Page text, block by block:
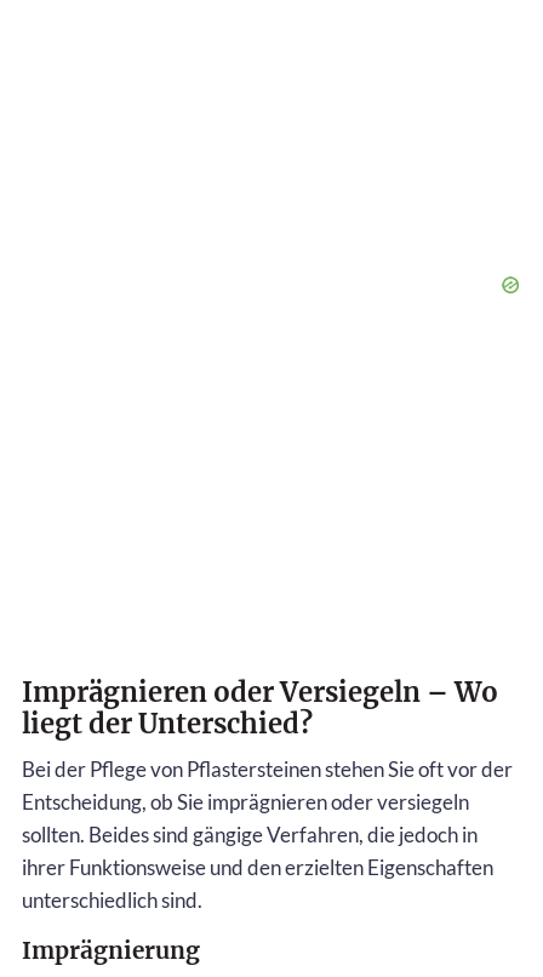
Imprägnieren oder Versiegeln – Wo
liegt der Unterschied?
Bei der Pflege von Pflastersteinen stehen Sie oft vor der
Entscheidung, ob Sie imprägnieren oder versiegeln
sollten. Beides sind gängige Verfahren, die jedoch in
ihrer Funktionsweise und den erzielten Eigenschaften
unterschiedlich sind.
Imprägnierung